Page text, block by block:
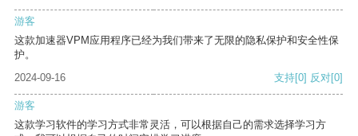
游客
这款加速器VPM应用程序已经为我们带来了无限的隐私保护和安全性保
护。
2024-09-16
支持[0] 反对[0]
游客
这款学习软件的学习方式非常灵活，可以根据自己的需求选择学习方